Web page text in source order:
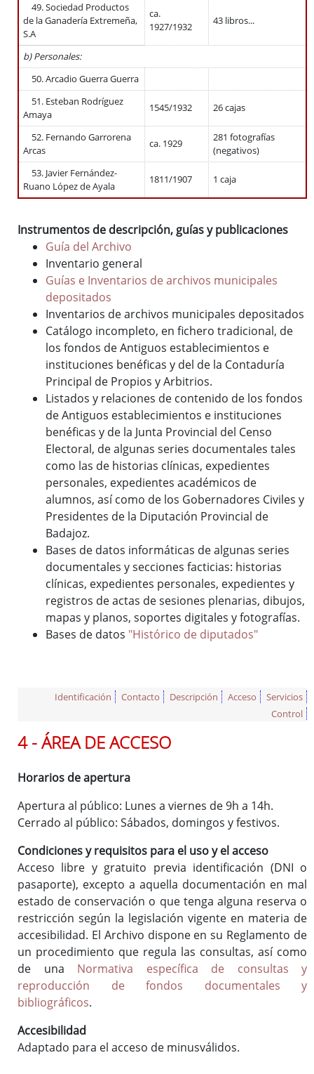
49. Sociedad Productos
de la Ganadería Extremeña,
S.A
ca.
1927/1932
43 libros...
b) Personales:
50. Arcadio Guerra Guerra
51. Esteban Rodríguez
Amaya
1545/1932 26 cajas
52. Fernando Garrorena
Arcas
ca. 1929
281 fotografías
(negativos)
53. Javier Fernández-
Ruano López de Ayala
1811/1907 1 caja
Instrumentos de descripción, guías y publicaciones
Guía del Archivo
Inventario general
Guías e Inventarios de archivos municipales
depositados
Inventarios de archivos municipales depositados
Catálogo incompleto, en fichero tradicional, de
los fondos de Antiguos establecimientos e
instituciones benéficas y del de la Contaduría
Principal de Propios y Arbitrios.
Listados y relaciones de contenido de los fondos
de Antiguos establecimientos e instituciones
benéficas y de la Junta Provincial del Censo
Electoral, de algunas series documentales tales
como las de historias clínicas, expedientes
personales, expedientes académicos de
alumnos, así como de los Gobernadores Civiles y
Presidentes de la Diputación Provincial de
Badajoz.
Bases de datos informáticas de algunas series
documentales y secciones facticias: historias
clínicas, expedientes personales, expedientes y
registros de actas de sesiones plenarias, dibujos,
mapas y planos, soportes digitales y fotografías.
Bases de datos "Histórico de diputados"
Identificación Contacto Descripción Acceso
Servicios
Control
4 - ÁREA DE ACCESO
Horarios de apertura
Apertura al público: Lunes a viernes de 9h a 14h.
Cerrado al público: Sábados, domingos y festivos.
Condiciones y requisitos para el uso y el acceso
Acceso libre y gratuito previa identificación (DNI o
pasaporte), excepto a aquella documentación en mal
estado de conservación o que tenga alguna reserva o
restricción según la legislación vigente en materia de
accesibilidad. El Archivo dispone en su Reglamento de
un procedimiento que regula las consultas, así como
de una Normativa específica de consultas y
reproducción de fondos documentales y
bibliográficos.
Accesibilidad
Adaptado para el acceso de minusválidos.